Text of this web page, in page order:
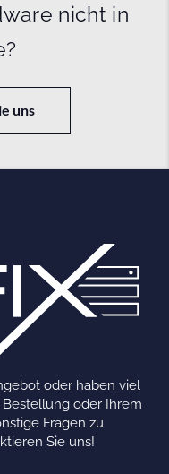
nicht in
uns
oder haben viel
oder Ihrem
Fragen zu
Sie uns!